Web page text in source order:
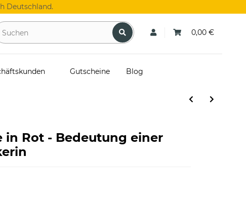
Deutschland.
0,00 €
Gutscheine Blog
in Rot - Bedeutung einer